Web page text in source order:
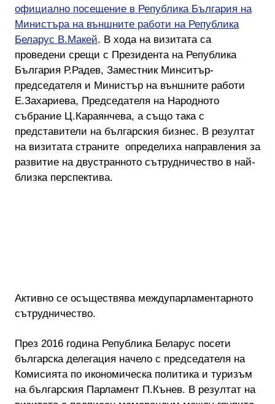
официално посещение в Република България на
Министъра на външните работи на Република
Беларус В.Макей. В хода на визитата са
проведени срещи с Президента на Република
България Р.Радев, Заместник Минситър-
председателя и Министър на външните работи
Е.Захариева, Председателя на Народното
събрание Ц.Караянчева, а също така с
представители на българския бизнес. В резултат
на визитата страните определиха направления за
развитие на двустранното сътрудничество в най-
близка перспектива.
Активно се осъществява междупарламентарното
сътрудничество.
През 2016 година Република Беларус посети
българска делегация начело с председателя на
Комисията по икономическа политика и туризъм
на българския Парламент П.Кънев. В резултат на